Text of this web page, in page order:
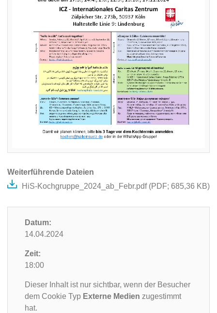
Weiterführende Dateien
HiS-Kochgruppe_2024_ab_Febr.pdf (PDF; 685,36 KB)
Datum:
14.04.2024
Zeit:
18:00
Dieser Inhalt ist nur sichtbar, wenn der Besucher
dem Cookie Typ Externe Medien zugestimmt
hat.